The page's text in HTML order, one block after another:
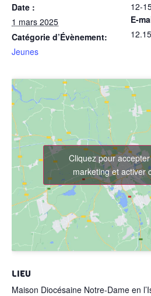
Date :
1 mars 2025
Catégorie d’Évènement:
Jeunes
12-
E-
LIEU
Maison Diocésaine Notre-Dame en
Cliquez pour
marketing et activer